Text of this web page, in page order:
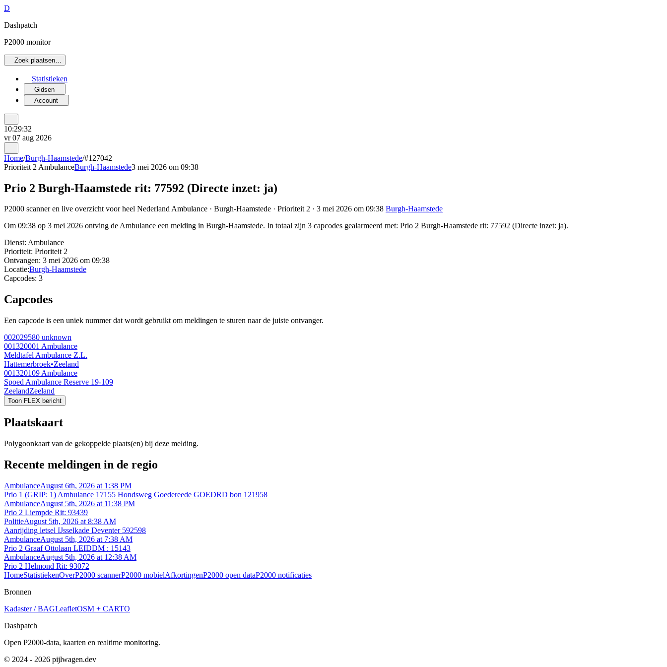
D
Dashpatch
P2000 monitor
Zoek plaatsen…
Statistieken
Gidsen
Account
10:29:32
vr 07 aug 2026
Home/Burgh-Haamstede/#127042
Prioriteit 2 AmbulanceBurgh-Haamstede3 mei 2026 om 09:38
Prio 2 Burgh-Haamstede rit: 77592 (Directe inzet: ja)
P2000 scanner en live overzicht voor heel Nederland Ambulance · Burgh-Haamstede · Prioriteit 2 · 3 mei 2026 om 09:38 Burgh-Haamstede
Om 09:38 op 3 mei 2026 ontving de Ambulance een melding in Burgh-Haamstede. In totaal zijn 3 capcodes gealarmeerd met: Prio 2 Burgh-Haamstede rit: 77592 (Directe inzet: ja).
Dienst: Ambulance
Prioriteit: Prioriteit 2
Ontvangen: 3 mei 2026 om 09:38
Locatie:Burgh-Haamstede
Capcodes: 3
Capcodes
Een capcode is een uniek nummer dat wordt gebruikt om meldingen te sturen naar de juiste ontvanger.
002029580 unknown
001320001 Ambulance
Meldtafel Ambulance Z.L.
Hattemerbroek•Zeeland
001320109 Ambulance
Spoed Ambulance Reserve 19-109
ZeelandZeeland
Toon FLEX bericht
Plaatskaart
Polygoonkaart van de gekoppelde plaats(en) bij deze melding.
Recente meldingen in de regio
AmbulanceAugust 6th, 2026 at 1:38 PM
Prio 1 (GRIP: 1) Ambulance 17155 Hondsweg Goedereede GOEDRD bon 121958
AmbulanceAugust 5th, 2026 at 11:38 PM
Prio 2 Liempde Rit: 93439
PolitieAugust 5th, 2026 at 8:38 AM
Aanrijding letsel IJsselkade Deventer 592598
AmbulanceAugust 5th, 2026 at 7:38 AM
Prio 2 Graaf Ottolaan LEIDDM : 15143
AmbulanceAugust 5th, 2026 at 12:38 AM
Prio 2 Helmond Rit: 93072
HomeStatistiekenOverP2000 scannerP2000 mobielAfkortingenP2000 open dataP2000 notificaties
Bronnen
Kadaster / BAGLeafletOSM + CARTO
Dashpatch
Open P2000-data, kaarten en realtime monitoring.
© 2024 - 2026 pijlwagen.dev